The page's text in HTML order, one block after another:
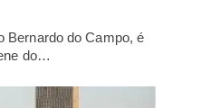
Bernardo do Campo, é
do…